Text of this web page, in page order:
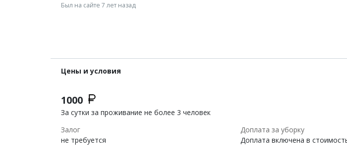
Был на сайте 7 лет назад
Цены и условия
1000
За сутки за проживание не более 3 человек
Залог
не требуется
Доплата за уборку
Доплата включена в